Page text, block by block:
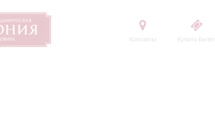
Контакты Купить билет